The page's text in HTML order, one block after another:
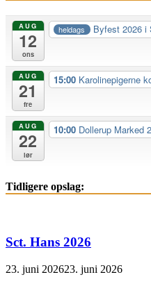
AUG
12
ons
heldags Byfest 2026
AUG
21
fre
15:00 Karolinepigerne
AUG
22
lør
10:00 Dollerup Marked
Tidligere opslag:
Sct. Hans 2026
23. juni 202623. juni 2026